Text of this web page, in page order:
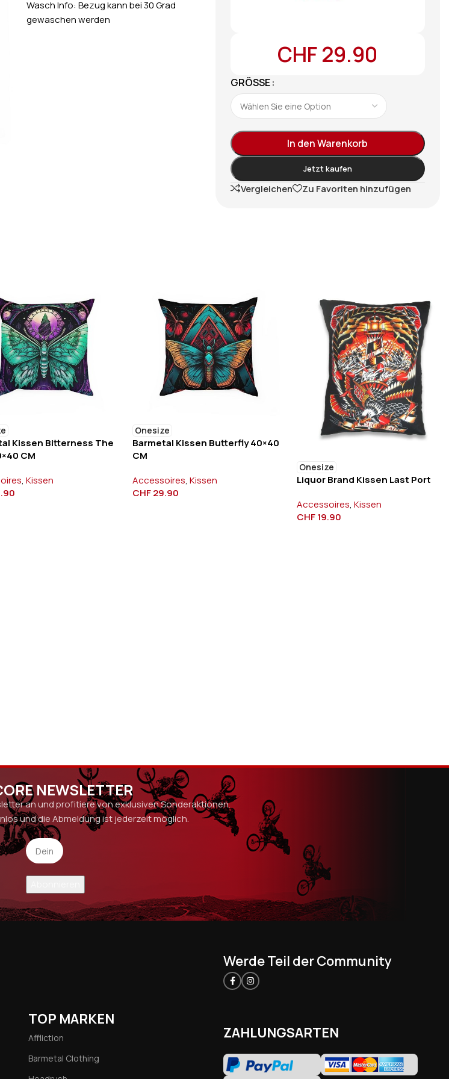
Wasch Info: Bezug kann bei 30 Grad
gewaschen werden
CHF29.90
GRÖSSE
In den Warenkorb
Jetzt kaufen
Vergleichen Zu Favoriten hinzufügen
Kissen Bitterness The
CM
, Kissen
Onesize
Barmetal Kissen Butterfly 40×40
CM
Accessoires, Kissen
CHF29.90
Onesize
Liquor Brand Kissen Last Port
Accessoires, Kissen
CHF19.90
NEWSLETTER
an und profitiere von exklusiven Sonderaktionen.
und die Abmeldung ist jederzeit möglich.
TOP MARKEN
Affliction
Barmetal Clothing
Werde Teil der Community
ZAHLUNGSARTEN